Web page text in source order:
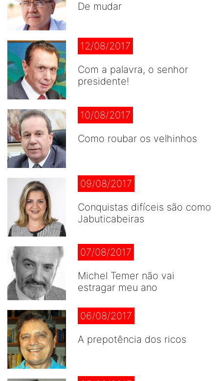
De mudar
12/08/2017
Com a palavra, o senhor
presidente!
10/08/2017
Como roubar os velhinhos
09/08/2017
Conquistas difíceis são como
Jabuticabeiras
07/08/2017
Michel Temer não vai
estragar meu ano
06/08/2017
A prepotência dos ricos